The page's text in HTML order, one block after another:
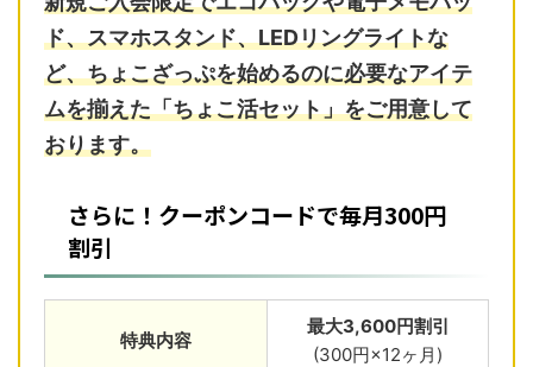
ド、スマホスタンド、LEDリングライトな
ど、ちょこざっぷを始めるのに必要なアイテ
ムを揃えた「ちょこ活セット」をご用意して
おります。
さらに！クーポンコードで毎月300円
割引
特典内容
最大3,600円割引
(300円×12ヶ月)